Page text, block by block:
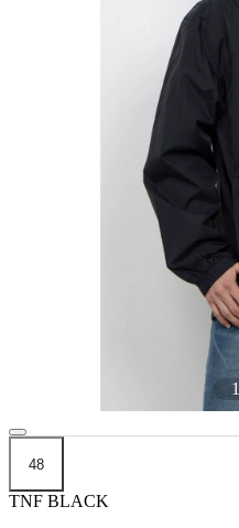
1
48
TNF BLACK